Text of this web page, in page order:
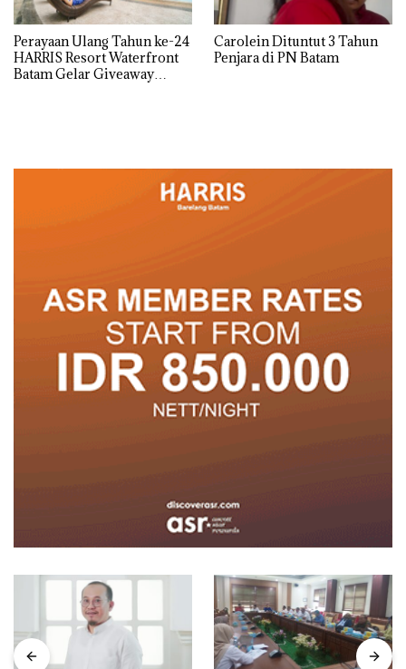
Perayaan Ulang Tahun ke-24
HARRIS Resort Waterfront
Batam Gelar Giveaway
Carolein Dituntut 3 Tahun
Penjara di PN Batam